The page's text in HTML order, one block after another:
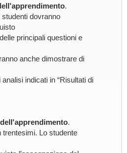
.
dovranno
principali questioni e
anche dimostrare di
indicati in “Risultati di
.
Lo studente